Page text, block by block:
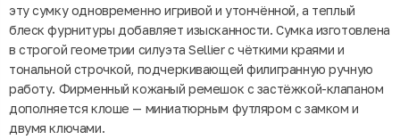
эту сумку одновременно игривой и утончённой, а теплый
блеск фурнитуры добавляет изысканности. Сумка изготовлена
в строгой геометрии силуэта Sellier с чёткими краями и
тональной строчкой, подчеркивающей филигранную ручную
работу. Фирменный кожаный ремешок с застёжкой-клапаном
дополняется клоше — миниатюрным футляром с замком и
двумя ключами.